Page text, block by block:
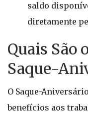
saldo
diretamente
Quais São
Saque-
O Saque-
benefícios aos